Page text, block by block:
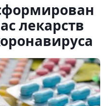
лекарств